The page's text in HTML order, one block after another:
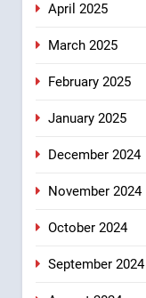
April 2025
March 2025
February 2025
January 2025
December 2024
November 2024
October 2024
September 2024